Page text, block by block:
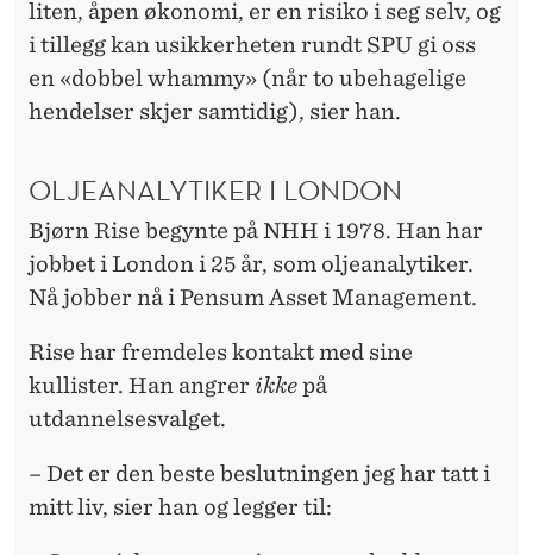
liten, åpen økonomi, er en risiko i seg selv, og
i tillegg kan usikkerheten rundt SPU gi oss
en «dobbel whammy» (når to ubehagelige
hendelser skjer samtidig), sier han.
OLJEANALYTIKER I LONDON
Bjørn Rise begynte på NHH i 1978. Han har
jobbet i London i 25 år, som oljeanalytiker.
Nå jobber nå i Pensum Asset Management.
Rise har fremdeles kontakt med sine
kullister. Han angrer ikkepå
utdannelsesvalget.
– Det er den beste beslutningen jeg har tatt i
mitt liv, sier han og legger til: